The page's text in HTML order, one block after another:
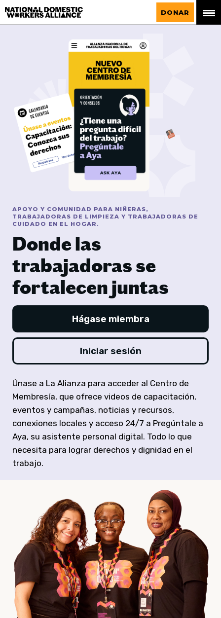
La Alianza Nacional de Trabajadoras del
Hogar
DONAR
Donde las
trabajadoras se
fortalecen juntas
APOYO Y COMUNIDAD PARA NIÑERAS,
TRABAJADORAS DE LIMPIEZA Y TRABAJADORAS DE
CUIDADO EN EL HOGAR.
Únase a La Alianza para acceder al Centro de
Membresía, que ofrece videos de capacitación,
eventos y campañas, noticias y recursos,
conexiones locales y acceso 24/7 a Pregúntale a
Aya, su asistente personal digital. Todo lo que
necesita para lograr derechos y dignidad en el
trabajo.
Hágase miembra
Iniciar sesión